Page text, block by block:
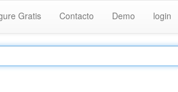
Gratis Contacto Demo login